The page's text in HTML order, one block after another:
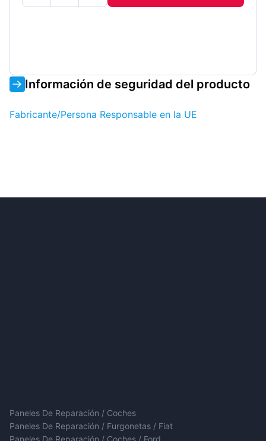
Información de seguridad del producto
Fabricante/Persona Responsable en la UE
Paneles De Reparación / Coches
Paneles De Reparación / Furgonetas / Fiat
Paneles De Reparación / Coches / Ford